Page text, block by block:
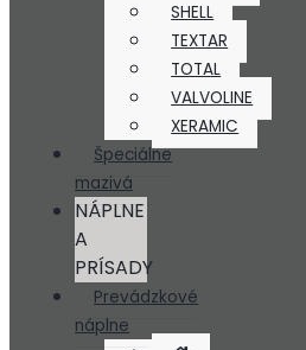
SHELL
TEXTAR
TOTAL
VALVOLINE
XERAMIC
Špeciálne
mazivá
NÁPLNE
A
PRÍSADY
Prevádzkové
náplne